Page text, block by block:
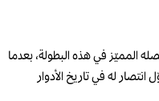
المميّز في هذه البطولة، بعدما
بنتيجة 2-1، ليحقق أوّل انتصار له في تاريخ الأدوار